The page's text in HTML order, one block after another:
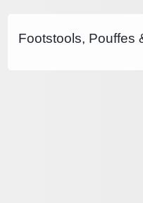
Footstools, Pouffes